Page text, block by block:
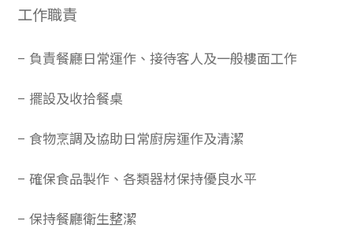
工作職責
– 負責餐廳日常運作、接待客人及一般樓面工作
– 擺設及收拾餐桌
– 食物烹調及協助日常廚房運作及清潔
– 確保食品製作、各類器材保持優良水平
– 保持餐廳衛生整潔